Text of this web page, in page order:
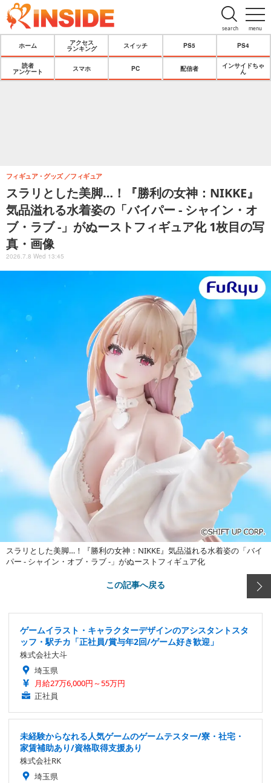
menu
search
ホーム
アクセス
ランキング
スイッチ PS5 PS4
読者
アンケート
スマホ PC 配信者
インサイドちゃ
ん
スラリとした美脚…！『勝利の女神：NIKKE』
気品溢れる水着姿の「バイパー - シャイン・オ
ブ・ラブ -」がぬーストフィギュア化 1枚目の写
真・画像
フィギュア・グッズ フィギュア
2026.7.8 Wed 13:45
スラリとした美脚…！『勝利の女神：NIKKE』気品溢れる水着姿の「バイ
パー - シャイン・オブ・ラブ -」がぬーストフィギュア化
この記事へ戻る
ゲームイラスト・キャラクターデザインのアシスタントスタ
ッフ・駅チカ「正社員/賞与年2回/ゲーム好き歓迎」
株式会社大斗
埼玉県
月給27万6,000円～55万円
正社員
未経験からなれる人気ゲームのゲームテスター/寮・社宅・
家賃補助あり/資格取得支援あり
株式会社RK
埼玉県